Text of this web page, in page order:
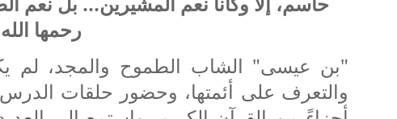
رحمها
"بن عيسى" الشاب الطموح والمجد، لم
والتعرف على أئمتها، وحضور حلقات الدرس